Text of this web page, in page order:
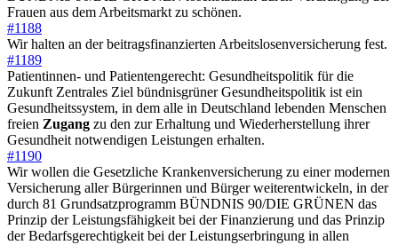
Frauen aus dem Arbeitsmarkt zu schönen.
#1188
Wir halten an der beitragsfinanzierten Arbeitslosenversicherung fest.
#1189
Patientinnen- und Patientengerecht: Gesundheitspolitik für die
Zukunft Zentrales Ziel bündnisgrüner Gesundheitspolitik ist ein
Gesundheitssystem, in dem alle in Deutschland lebenden Menschen
freien Zugang zu den zur Erhaltung und Wiederherstellung ihrer
Gesundheit notwendigen Leistungen erhalten.
#1190
Wir wollen die Gesetzliche Krankenversicherung zu einer modernen
Versicherung aller Bürgerinnen und Bürger weiterentwickeln, in der
durch 81 Grundsatzprogramm BÜNDNIS 90/DIE GRÜNEN das
Prinzip der Leistungsfähigkeit bei der Finanzierung und das Prinzip
der Bedarfsgerechtigkeit bei der Leistungserbringung in allen